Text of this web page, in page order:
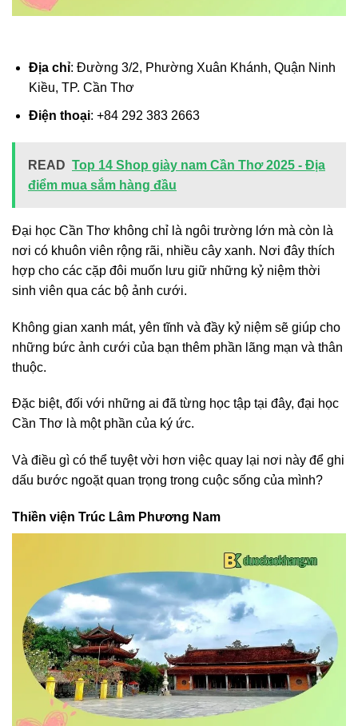
Địa chỉ: Đường 3/2, Phường Xuân Khánh, Quận Ninh
Kiều, TP. Cần Thơ
Điện thoại: +84 292 383 2663
READ Top 14 Shop giày nam Cần Thơ 2025 - Địa
điểm mua sắm hàng đầu
Đại học Cần Thơ không chỉ là ngôi trường lớn mà còn là
nơi có khuôn viên rộng rãi, nhiều cây xanh. Nơi đây thích
hợp cho các cặp đôi muốn lưu giữ những kỷ niệm thời
sinh viên qua các bộ ảnh cưới.
Không gian xanh mát, yên tĩnh và đầy kỷ niệm sẽ giúp cho
những bức ảnh cưới của bạn thêm phần lãng mạn và thân
thuộc.
Đặc biệt, đối với những ai đã từng học tập tại đây, đại học
Cần Thơ là một phần của ký ức.
Và điều gì có thể tuyệt vời hơn việc quay lại nơi này để ghi
dấu bước ngoặt quan trọng trong cuộc sống của mình?
Thiền viện Trúc Lâm Phương Nam